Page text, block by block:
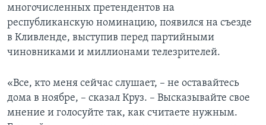
многочисленных претендентов на
республиканскую номинацию, появился на съезде
в Кливленде, выступив перед партийными
чиновниками и миллионами телезрителей.
«Все, кто меня сейчас слушает, – не оставайтесь
дома в ноябре, – сказал Круз. – Высказывайте свое
мнение и голосуйте так, как считаете нужным.